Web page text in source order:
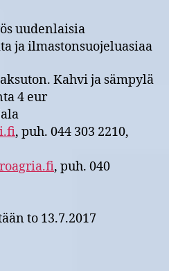
uudenlaisia
ja ilmastonsuojeluasiaa
Kahvi ja sämpylä
4 eur
, puh. 044 303 2210,
, puh. 040
to 13.7.2017